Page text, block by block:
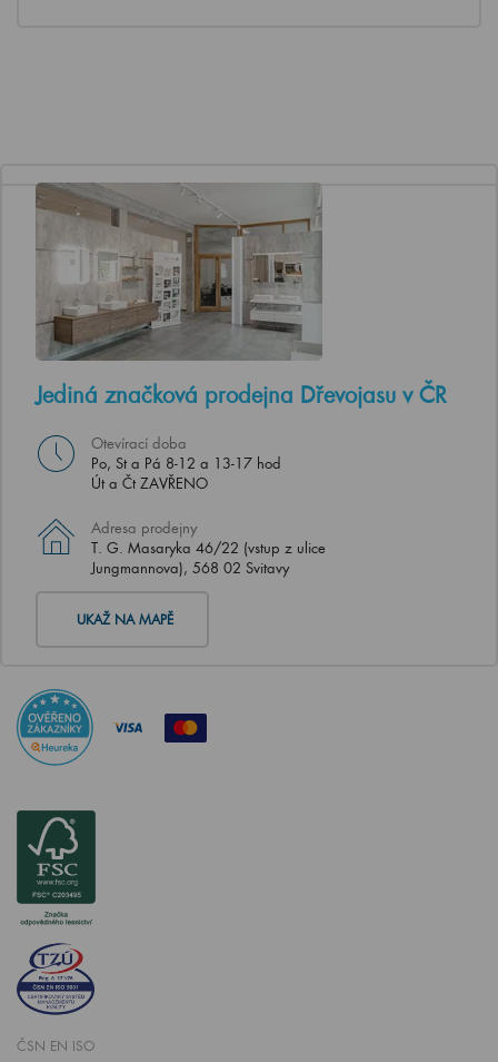
Jediná značková prodejna Dřevojasu v ČR
Otevírací doba
Po, St a Pá 8-12 a 13-17 hod
Út a Čt ZAVŘENO
Adresa prodejny
T. G. Masaryka 46/22 (vstup z ulice
Jungmannova), 568 02 Svitavy
UKAŽ NA MAPĚ
ČSN EN ISO